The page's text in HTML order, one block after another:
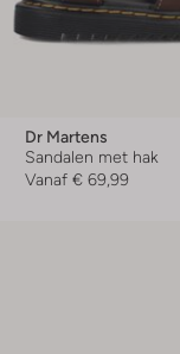
Dr Martens
Sandalen met hak
Vanaf € 69,99